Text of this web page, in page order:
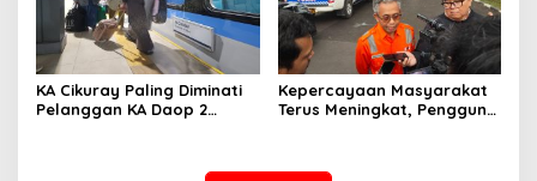
KA Cikuray Paling Diminati
Pelanggan KA Daop 2
Kepercayaan Masyarakat
Terus Meningkat, Pengguna